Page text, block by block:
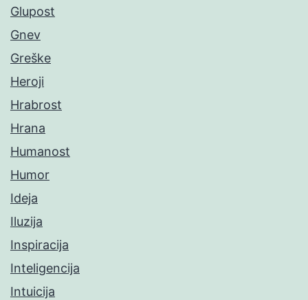
Glupost
Gnev
Greške
Heroji
Hrabrost
Hrana
Humanost
Humor
Ideja
Iluzija
Inspiracija
Inteligencija
Intuicija